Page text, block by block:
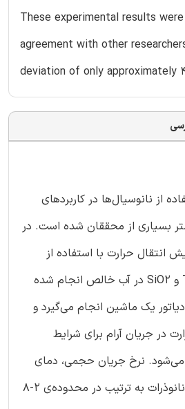
These experimental results
agreement with other
deviation of only approximately
از نانوسیال‌ها در کاربردهای
بسیاری از محققان شده است. در
انتقال حرارت با استفاده از
نانوپودرهای معلق TiO2 و SiO2 در آب خالص انجام شده
یک ماشین انجام می‌گیرد و
در جریان آرام برای شرایط
نرخ جریان حجمی، دمای
ورودی و غلظت حجمی نانوذرات به ترتیب در محدوده‌ی 2-8